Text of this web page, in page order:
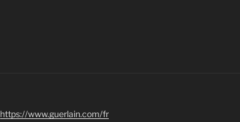
https://www.guerlain.com/fr